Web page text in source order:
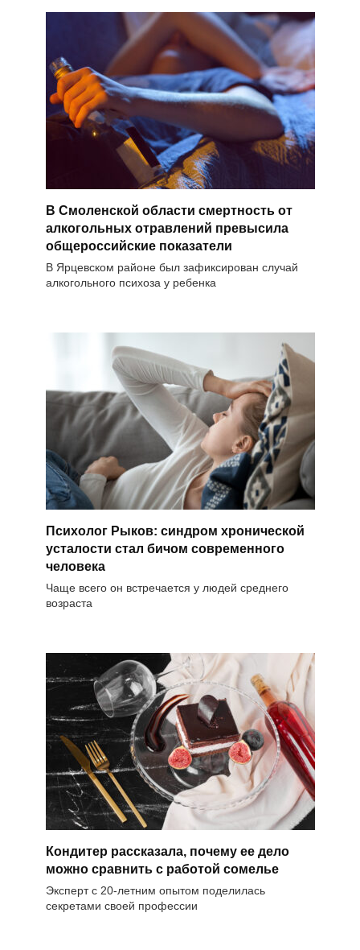
В Смоленской области смертность от
алкогольных отравлений превысила
общероссийские показатели
В Ярцевском районе был зафиксирован случай
алкогольного психоза у ребенка
Психолог Рыков: синдром хронической
усталости стал бичом современного
человека
Чаще всего он встречается у людей среднего
возраста
Кондитер рассказала, почему ее дело
можно сравнить с работой сомелье
Эксперт с 20-летним опытом поделилась
секретами своей профессии